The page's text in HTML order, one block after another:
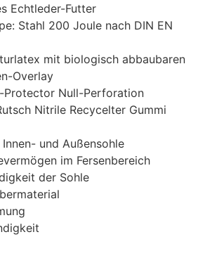
Echtleder-Futter
Stahl 200 Joule nach DIN EN
mit biologisch abbaubaren
Overlay
Protector Null-Perforation
Nitrile Recycelter Gummi
und Außensohle
im Fersenbereich
der Sohle